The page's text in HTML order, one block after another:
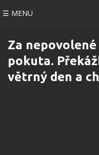
☰ MENU
Za
pokuta.
větrný den a